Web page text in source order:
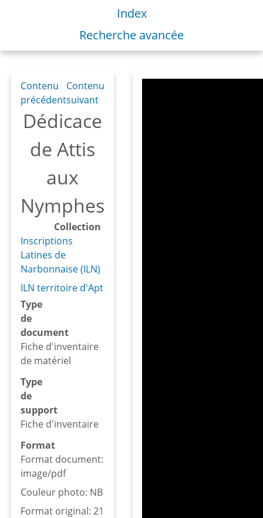
Index
Recherche avancée
Contenu
précédent
Contenu
suivant
Dédicace
de Attis
aux
Nymphes
Collection
Inscriptions
Latines de
Narbonnaise (ILN)
ILN territoire d'Apt
Type
de
document
Fiche d'inventaire
de matériel
Type
de
support
Fiche d'inventaire
Format
Format document:
image/pdf
Couleur photo: NB
Format original: 21